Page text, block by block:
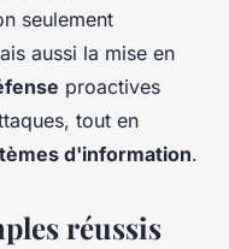
seulement
aussi la mise en
proactives
tout en
d'information.
réussis